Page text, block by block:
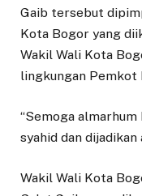
Gaib tersebut
Kota Bogor yang
Wakil Wali Kota
lingkungan Pemkot
“Semoga
syahid dan dijadikan
Wakil Wali Kota